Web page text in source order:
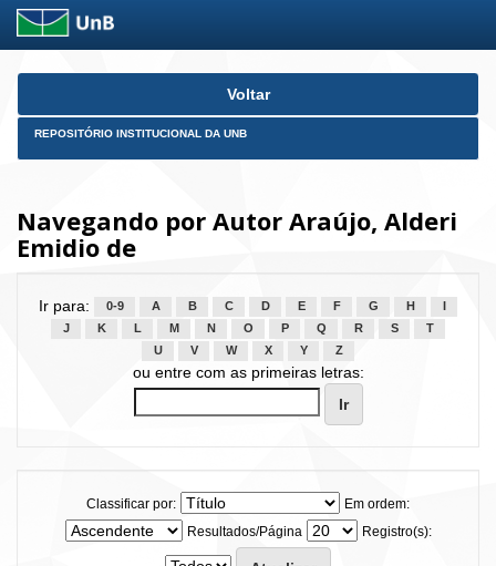
Skip
Voltar
REPOSITÓRIO INSTITUCIONAL DA UNB
Navegando por Autor Araújo, Alderi
Emidio de
Ir para: 0-9 A B C D E F G H
J
K L M N O P Q R S
T
U
V W X Y Z
ou entre com as primeiras letras:
Classificar por:
Em ordem:
Resultados/Página
Registro(s):